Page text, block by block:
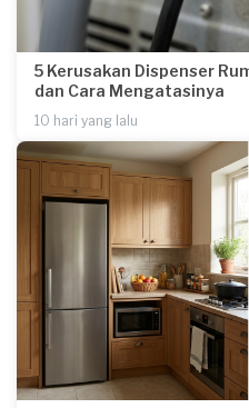
5 Kerusakan Dispenser
dan Cara Mengatasinya
10 hari yang lalu